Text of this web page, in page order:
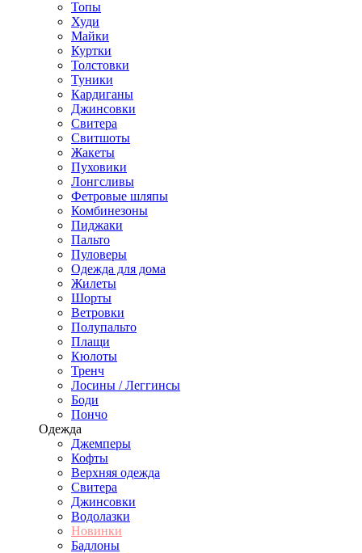
Топы
Худи
Майки
Куртки
Толстовки
Туники
Кардиганы
Джинсовки
Свитера
Свитшоты
Жакеты
Пуховики
Лонгсливы
Фетровые шляпы
Комбинезоны
Пиджаки
Пальто
Пуловеры
Одежда для дома
Жилеты
Шорты
Ветровки
Полупальто
Плащи
Кюлоты
Тренч
Лосины / Леггинсы
Боди
Пончо
Одежда
Джемперы
Кофты
Верхняя одежда
Свитера
Джинсовки
Водолазки
Новинки
Бадлоны